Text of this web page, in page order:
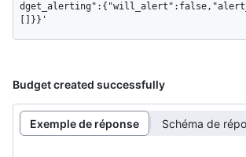
[]}}'
Budget created successfully
Exemple de réponse Schéma de